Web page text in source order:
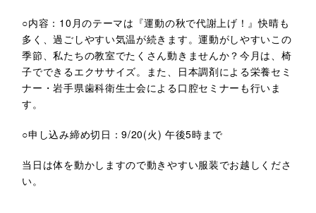
○内容：10月のテーマは『運動の秋で代謝上げ！』快晴も
多く、過ごしやすい気温が続きます。運動がしやすいこの
季節、私たちの教室でたくさん動きませんか？今月は、椅
子でできるエクササイズ。また、日本調剤による栄養セミ
ナー・岩手県歯科衛生士会による口腔セミナーも行いま
す。
○申し込み締め切日：9/20(火) 午後5時まで
当日は体を動かしますので動きやすい服装でお越しくださ
い。